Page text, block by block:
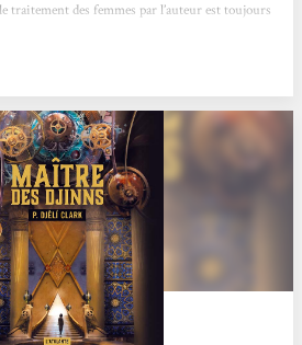
traitement des femmes par l’auteur est toujours
d’autant plus intéressante que l’auteur...